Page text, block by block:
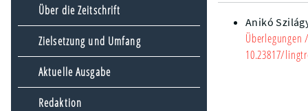
Über die Zeitschrift
Zielsetzung und Umfang
Aktuelle Ausgabe
Redaktion
Anikó
Überlegungen
10.23817/